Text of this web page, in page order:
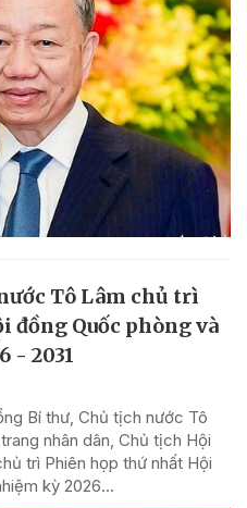
Tô Lâm chủ trì
đồng Quốc phòng và
- 2031
Bí thư, Chủ tịch nước Tô
nhân dân, Chủ tịch Hội
trì Phiên họp thứ nhất Hội
kỳ 2026...